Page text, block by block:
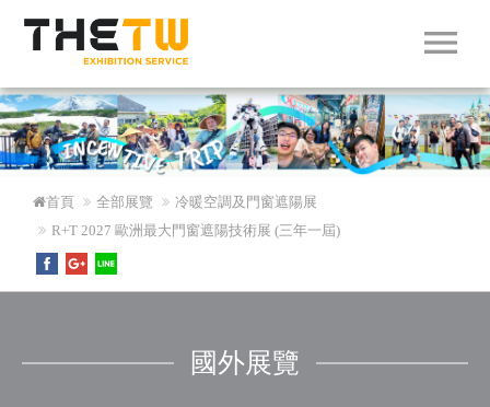
menu
首頁 全部展覽
冷暖空調及門窗遮陽展
R+T 2027 歐洲最大門窗遮陽技術展 (三年一屆)
國外展覽